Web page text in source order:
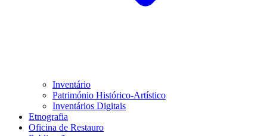
Inventário
Património Histórico-Artístico
Inventários Digitais
Etnografia
Oficina de Restauro